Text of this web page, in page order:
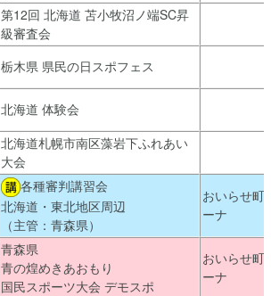
第12回 北海道 苫小牧沼ノ端SC昇
級審査会
栃木県 県民の日スポフェス
北海道 体験会
北海道札幌市南区藻岩下ふれあい
大会
各種審判講習会
北海道・東北地区周辺
（主管：青森県）
おいらせ町
ーナ
青森県
青の煌めきあおもり
国民スポーツ大会 デモスポ
おいらせ町
ーナ